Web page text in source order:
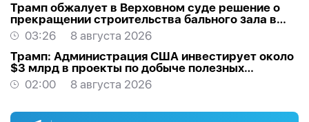
Трамп обжалует в Верховном суде решение о
прекращении строительства бального зала в
Белом доме
03:26
8 августа 2026
Трамп: Администрация США инвестирует около
$3 млрд в проекты по добыче полезных
ископаемых
02:00 8 августа 2026